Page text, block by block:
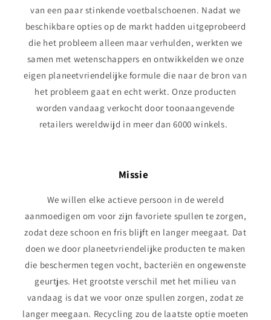
van een paar stinkende voetbalschoenen. Nadat we
beschikbare opties op de markt hadden uitgeprobeerd
die het probleem alleen maar verhulden, werkten we
samen met wetenschappers en ontwikkelden we onze
eigen planeetvriendelijke formule die naar de bron van
het probleem gaat en echt werkt. Onze producten
worden vandaag verkocht door toonaangevende
retailers wereldwijd in meer dan 6000 winkels.
Missie
We willen elke actieve persoon in de wereld
aanmoedigen om voor zijn favoriete spullen te zorgen,
zodat deze schoon en fris blijft en langer meegaat. Dat
doen we door planeetvriendelijke producten te maken
die beschermen tegen vocht, bacteriën en ongewenste
geurtjes. Het grootste verschil met het milieu van
vandaag is dat we voor onze spullen zorgen, zodat ze
langer meegaan. Recycling zou de laatste optie moeten